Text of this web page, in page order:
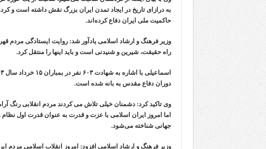
به درازای تاریخ در ایجاد تمدن ایران بزرگ نقش داشته است و
حاکمیت ملی ایران دفاع کرده‌اند.
وزیر فرهنگ و ارشاد اسلامی یادآور شد: روایت ایستادگی مردم
راه حقیقت، شیرین و شنیدنی است و باید اینها را منتقل کرد.
دوران دفاع مقدس به بانه شده است.
وی تاکید کرد: دشمنان خیلی تلاش می کردند مردم انقلابی رنگ
اما امروز ایران اسلامی با عزت و قدرت به عنوان قدرت اول
جهانی شناخته می‌شود.
وزیر فرهنگ و ارشاد اسلامی افزود: امروز انقلاب اسلامی مردم